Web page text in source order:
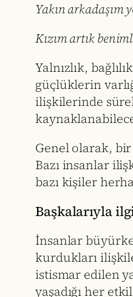
Yakın arkadaşım
Kızım artık
Yalnızlık,
güçlüklerin
ilişkilerinde
Genel olarak,
Bazı insanlar
bazı kişiler
Başkalarıyla
İnsanlar
kurdukları
istismar edilen
yaşadığı her